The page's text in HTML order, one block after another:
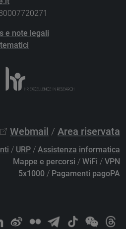
e note legali
Webmail / Area riservata
/ URP / Assistenza informatica
Mappe e percorsi / WiFi / VPN
5x1000 / Pagamenti pagoPA